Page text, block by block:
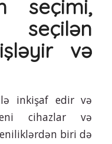
seçimi,
seçilən
və
inkişaf edir və
cihazlar və
biri də